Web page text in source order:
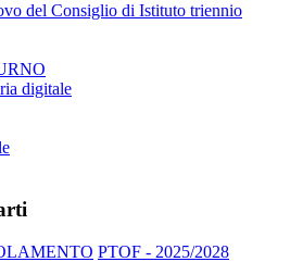
del Consiglio di Istituto triennio
digitale
PTOF - 2025/2028